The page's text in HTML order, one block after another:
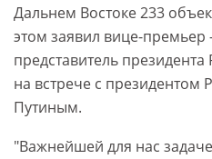
Дальнем Востоке 233
этом заявил вице-
представитель
на встрече с президентом
Путиным.
"Важнейшей для нас